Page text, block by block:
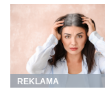
REKLAMA